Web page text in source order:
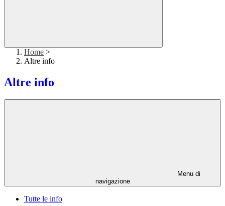
Home >
Altre info
Altre info
Menu di
navigazione
Tutte le info